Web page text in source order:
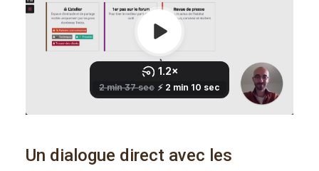
Un dialogue direct avec les